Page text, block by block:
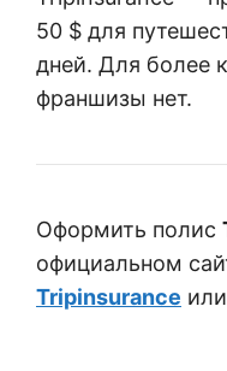
50 $ для
дней. Для более
франшизы нет.
Оформить полис
официальном
Tripinsurance